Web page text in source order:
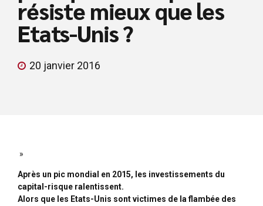
résiste mieux que les
Etats-Unis ?
20 janvier 2016
»
Après un pic mondial en 2015, les investissements du
capital-risque ralentissent.
Alors que les Etats-Unis sont victimes de la flambée des